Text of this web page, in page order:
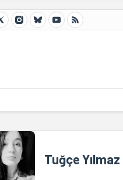
Tuğçe Yılmaz